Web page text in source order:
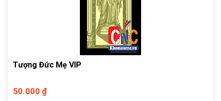
Tượng Đức Mẹ VIP
50.000 ₫